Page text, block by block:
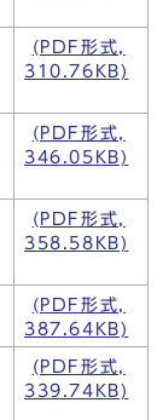
(PDF形式,
310.76KB)
(PDF形式,
346.05KB)
(PDF形式,
358.58KB)
(PDF形式,
387.64KB)
(PDF形式,
339.74KB)